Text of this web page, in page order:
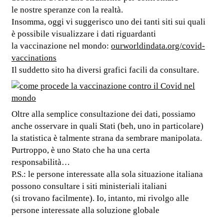
le nostre speranze con la realtà.
Insomma, oggi vi suggerisco uno dei tanti siti sui quali
è possibile visualizzare i dati riguardanti
la vaccinazione nel mondo: ourworldindata.org/covid-
vaccinations
Il suddetto sito ha diversi grafici facili da consultare.
Oltre alla semplice consultazione dei dati, possiamo
anche osservare in quali Stati (beh, uno in particolare)
la statistica è talmente strana da sembrare manipolata.
Purtroppo, è uno Stato che ha una certa
responsabilità…
P.S.: le persone interessate alla sola situazione italiana
possono consultare i siti ministeriali italiani
(si trovano facilmente). Io, intanto, mi rivolgo alle
persone interessate alla soluzione globale